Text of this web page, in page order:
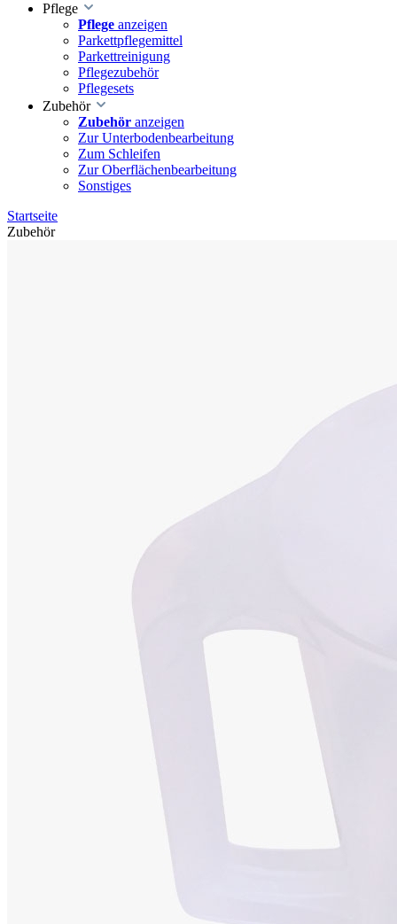
Pflege
Pflege anzeigen
Parkettpflegemittel
Parkettreinigung
Pflegezubehör
Pflegesets
Zubehör
Zubehör anzeigen
Zur Unterbodenbearbeitung
Zum Schleifen
Zur Oberflächenbearbeitung
Sonstiges
Startseite
Zubehör